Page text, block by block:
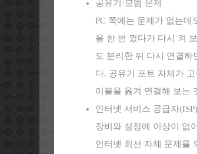
공유기·모뎀 문제
PC 쪽에는 문제가 없는데
을 한 번 껐다가 다시 켜
도 분리한 뒤 다시 연결하
다. 공유기 포트 자체가
이블을 옮겨 연결해 보는
인터넷 서비스 공급자
장비와 설정에 이상이 없
인터넷 회선 자체 문제를